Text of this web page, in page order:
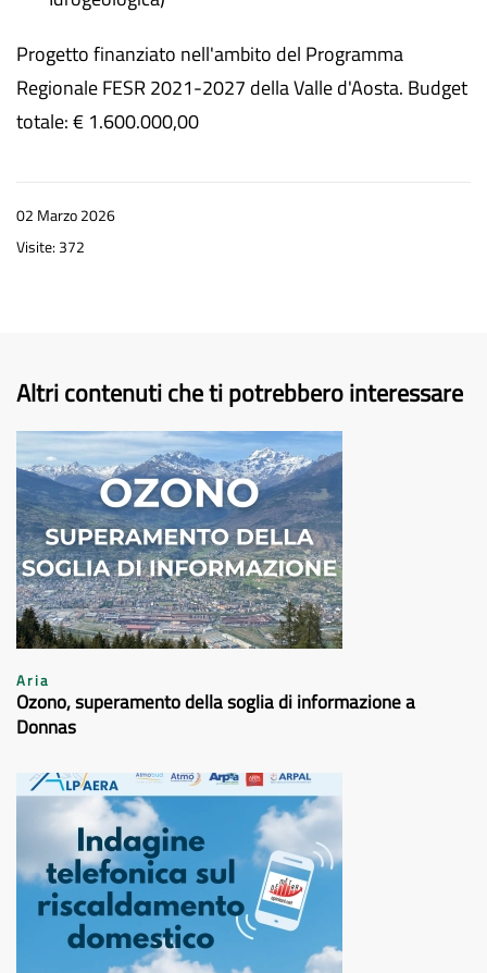
Progetto finanziato nell'ambito del Programma
Regionale FESR 2021-2027 della Valle d'Aosta. Budget
totale: € 1.600.000,00
02 Marzo 2026
Visite: 372
Altri contenuti che ti potrebbero interessare
Aria
Ozono, superamento della soglia di informazione a
Donnas